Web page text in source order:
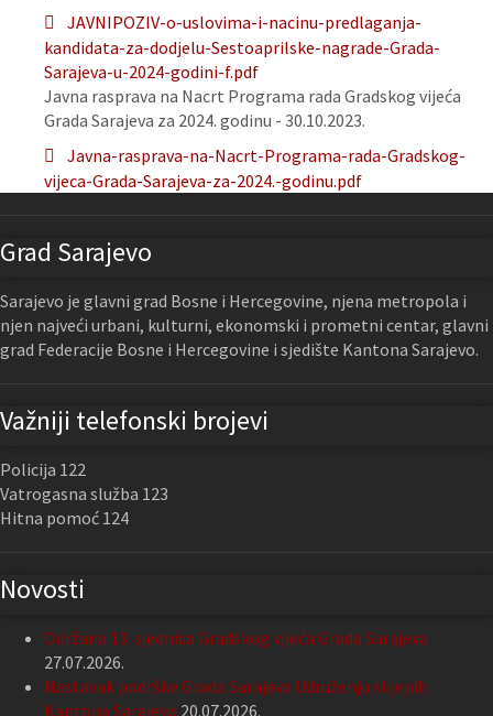
JAVNIPOZIV-o-uslovima-i-nacinu-predlaganja-
kandidata-za-dodjelu-Sestoaprilske-nagrade-Grada-
Sarajeva-u-2024-godini-f.pdf
Javna rasprava na Nacrt Programa rada Gradskog vijeća
Grada Sarajeva za 2024. godinu - 30.10.2023.
Javna-rasprava-na-Nacrt-Programa-rada-Gradskog-
vijeca-Grada-Sarajeva-za-2024.-godinu.pdf
Grad Sarajevo
Sarajevo je glavni grad Bosne i Hercegovine, njena metropola i
njen najveći urbani, kulturni, ekonomski i prometni centar, glavni
grad Federacije Bosne i Hercegovine i sjedište Kantona Sarajevo.
Važniji telefonski brojevi
Policija 122
Vatrogasna služba 123
Hitna pomoć 124
Novosti
Održana 13. sjednica Gradskog vijeća Grada Sarajeva
27.07.2026.
Nastavak podrške Grada Sarajeva Udruženju slijepih
Kantona Sarajevo 20.07.2026.